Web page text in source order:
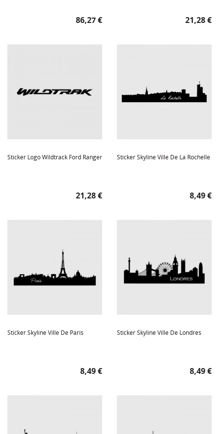
Prix
86,27 € Prix
21,28 €
Sticker Logo Wildtrack Ford Ranger
Prix
21,28 €
Sticker Skyline Ville De La Rochelle
Prix
8,49 €
Sticker Skyline Ville De Paris
Prix
8,49 €
Sticker Skyline Ville De Londres
Prix
8,49 €